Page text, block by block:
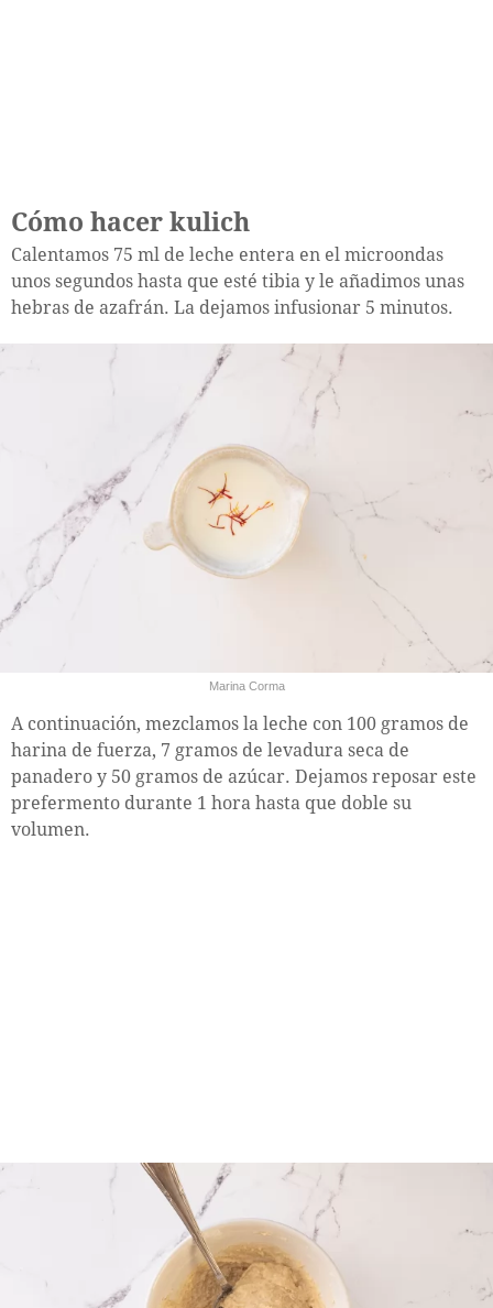
Cómo hacer kulich
Calentamos 75 ml de leche entera en el microondas
unos segundos hasta que esté tibia y le añadimos unas
hebras de azafrán. La dejamos infusionar 5 minutos.
Marina Corma
A continuación, mezclamos la leche con 100 gramos de
harina de fuerza, 7 gramos de levadura seca de
panadero y 50 gramos de azúcar. Dejamos reposar este
prefermento durante 1 hora hasta que doble su
volumen.